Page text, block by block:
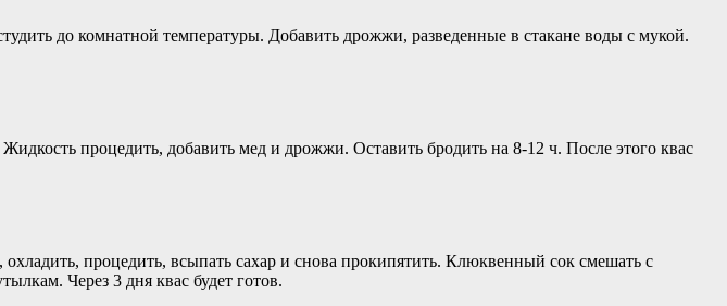
до комнатной температуры. Добавить дрожжи, разведенные в стакане воды с мукой.
процедить, добавить мед и дрожжи. Оставить бродить на 8-12 ч. После этого квас
процедить, всыпать сахар и снова прокипятить. Клюквенный сок смешать с
Через 3 дня квас будет готов.